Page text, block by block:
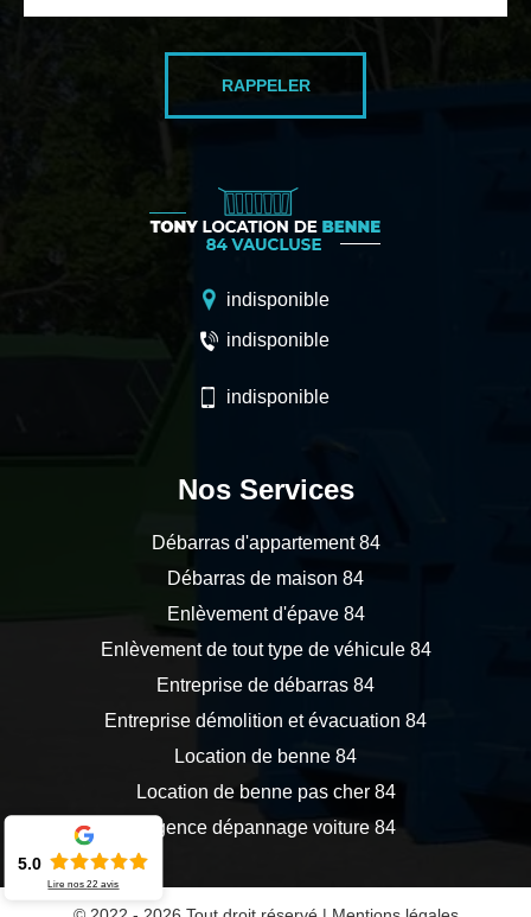
indisponible
indisponible
indisponible
Nos Services
Débarras d'appartement 84
Débarras de maison 84
Enlèvement d'épave 84
Enlèvement de tout type de véhicule 84
Entreprise de débarras 84
Entreprise démolition et évacuation 84
Location de benne 84
Location de benne pas cher 84
Urgence dépannage voiture 84
5.0
Lire nos22 avis